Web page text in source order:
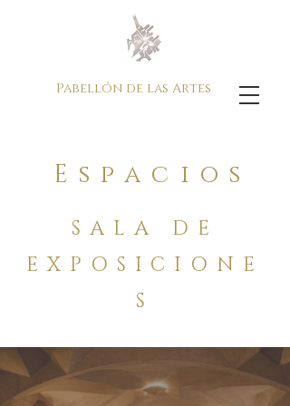
Pabellón de las Artes
Espacios
SALA DE
EXPOSICIONE
S